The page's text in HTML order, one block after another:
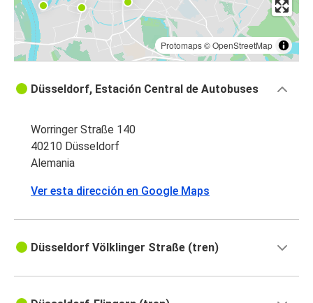
Protomaps©OpenStreetMap
Düsseldorf, Estación Central de Autobuses
Worringer Straße 140
40210 Düsseldorf
Alemania
Ver esta dirección en Google Maps
Düsseldorf Völklinger Straße (tren)